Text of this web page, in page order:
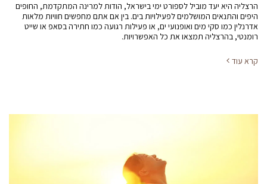
הרצליה היא יעד מוביל לספורט ימי בישראל, הודות למרינה המתקדמת, החופים
היפים והתנאים המושלמים לפעילויות בים. בין אם אתם מחפשים חוויות מלאות
אדרנלין כמו סקי מים ואופנועי ים, או פעילות רגועה כמו חתירה בסאפ או שייט
רומנטי, בהרצליה תמצאו את כל האפשרויות.
קרא עוד